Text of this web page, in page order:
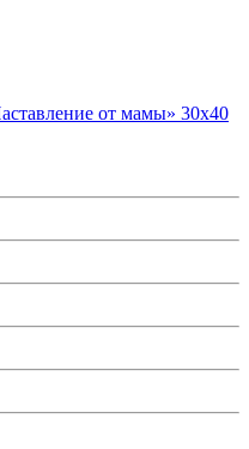
от мамы» 30х40